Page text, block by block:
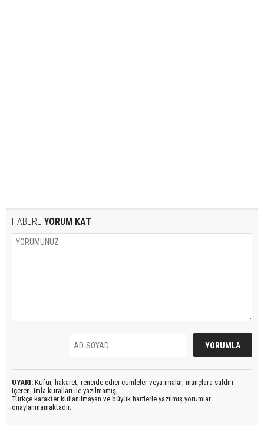
HABERE YORUM KAT
UYARI: Küfür, hakaret, rencide edici cümleler veya imalar, inançlara saldırı
içeren, imla kuralları ile yazılmamış,
Türkçe karakter kullanılmayan ve büyük harflerle yazılmış yorumlar
onaylanmamaktadır.